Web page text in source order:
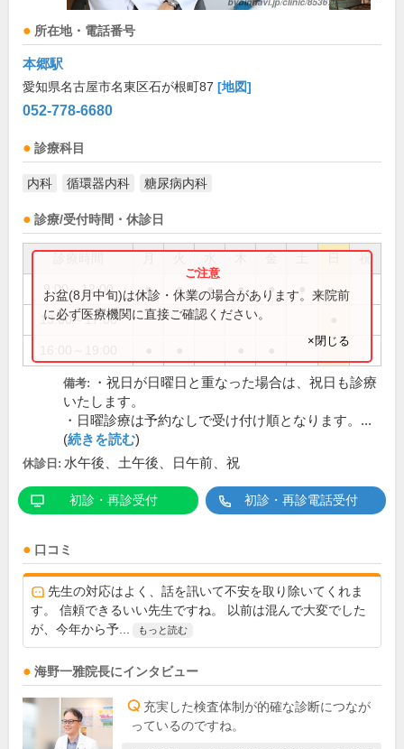
所在地・電話番号
本郷駅
愛知県名古屋市名東区石が根町87 [地図]
052-778-6680
診療科目
内科 循環器内科 糖尿病内科
診療/受付時間・休診日
祝
9:00～12:00 ● ● ● ● ●
13:00～17:00
お盆(8月中旬)は休診・休業の場合があります。来院前
に必ず医療機関に直接ご確認ください。
×閉じる
備考:
・祝日が日曜日と重なった場合は、祝日も診療
いたします。
・日曜診療は予約なしで受け付け順となります。...
(続きを読む)
休診日: 水午後、土午後、日午前、祝
初診・再診受付 初診・再診電話受付
口コミ
先生の対応はよく、話を訊いて不安を取り除いてくれま
す。 信頼できるいい先生ですね。 以前は混んで大変でした
が、今年から予...
もっと読む
海野一雅院長にインタビュー
充実した検査体制が的確な診断につなが
っているのですね。